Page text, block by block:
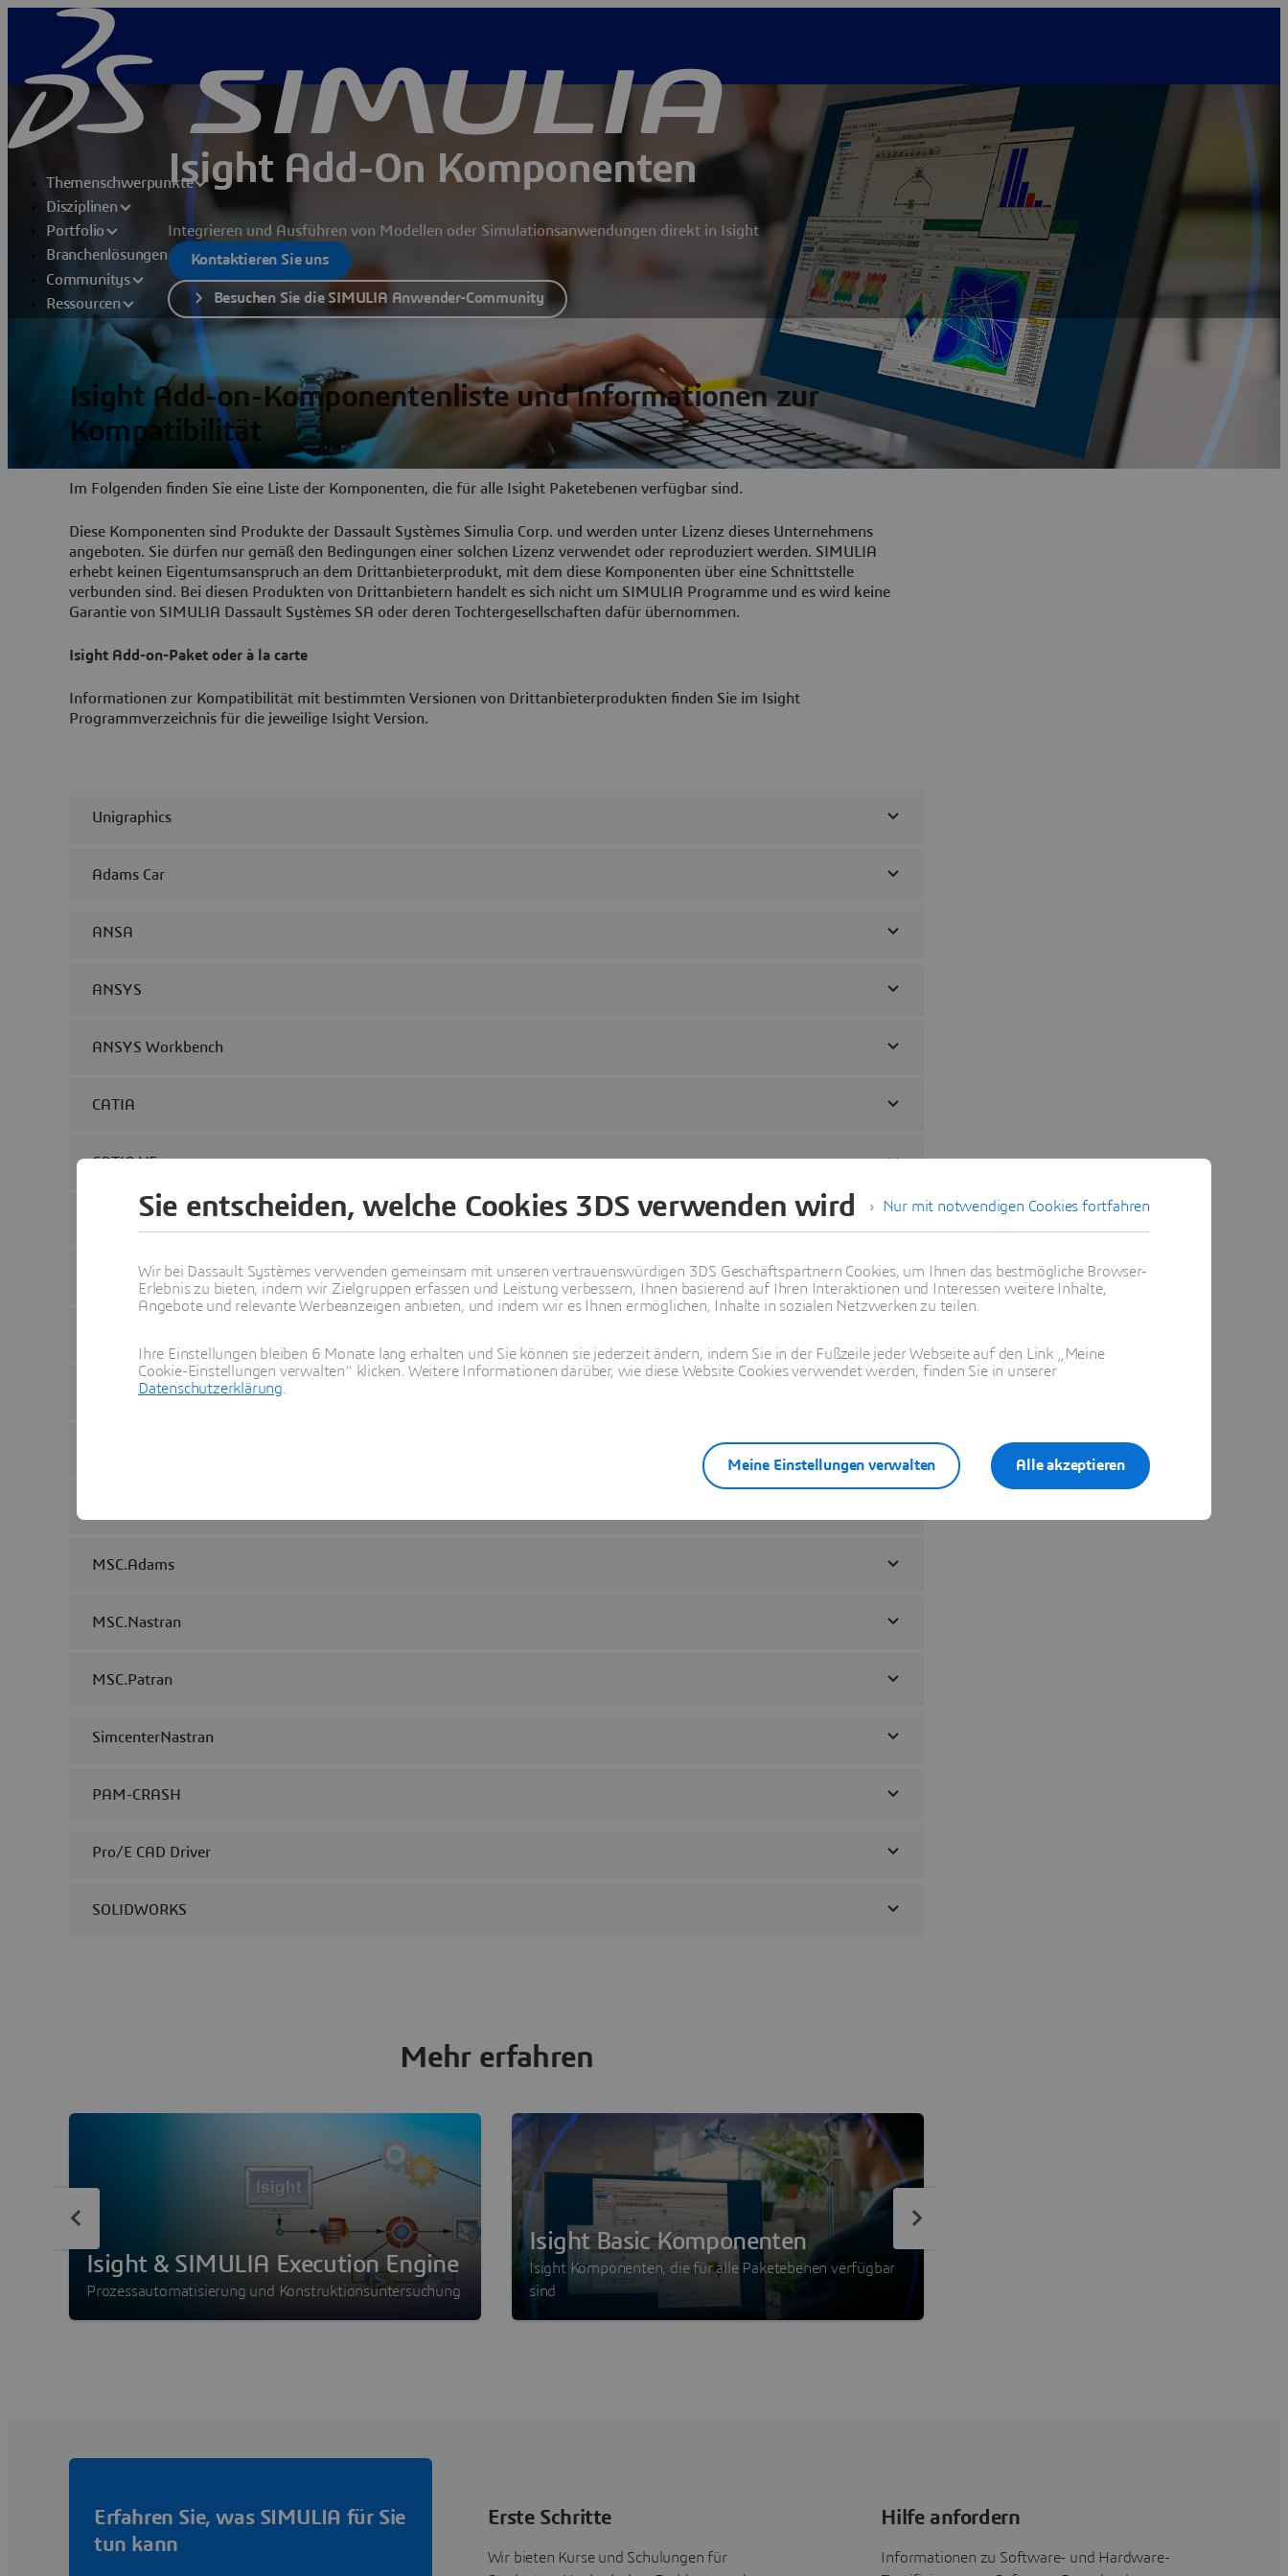
Themenschwerpunkte
Disziplinen
Portfolio
Branchenlösungen
Communitys
Ressourcen
Isight Add-On Komponenten
Integrieren und Ausführen von Modellen oder Simulationsanwendungen direkt in Isight
Kontaktieren Sie uns
Besuchen Sie die SIMULIA Anwender-Community
Isight Add-on-Komponentenliste und Informationen zur
Kompatibilität
Im Folgenden finden Sie eine Liste der Komponenten, die für alle Isight Paketebenen verfügbar sind.
Diese Komponenten sind Produkte der Dassault Systèmes Simulia Corp. und werden unter Lizenz dieses Unternehmens
angeboten. Sie dürfen nur gemäß den Bedingungen einer solchen Lizenz verwendet oder reproduziert werden. SIMULIA
erhebt keinen Eigentumsanspruch an dem Drittanbieterprodukt, mit dem diese Komponenten über eine Schnittstelle
verbunden sind. Bei diesen Produkten von Drittanbietern handelt es sich nicht um SIMULIA Programme und es wird keine
Garantie von SIMULIA Dassault Systèmes SA oder deren Tochtergesellschaften dafür übernommen.
Isight Add-on-Paket oder à la carte
Informationen zur Kompatibilität mit bestimmten Versionen von Drittanbieterprodukten finden Sie im Isight
Programmverzeichnis für die jeweilige Isight Version.
Unigraphics
Adams Car
ANSA
ANSYS
ANSYS Workbench
CATIA
CATIA V5
Data Matching
LS-DYNA
MSC.Adams
MSC.Nastran
MSC.Patran
SimcenterNastran
PAM-CRASH
Pro/E CAD Driver
SOLIDWORKS
Mehr erfahren
Isight & SIMULIA Execution Engine
Prozessautomatisierung und Konstruktionsuntersuchung
Isight Basic Komponenten
Isight Komponenten, die für alle Paketebenen verfügbar
sind
Erfahren Sie, was SIMULIA für Sie
tun kann
Erste Schritte
Wir bieten Kurse und Schulungen für
Hilfe anfordern
Informationen zu Software- und Hardware-
Nur mit notwendigen Cookies fortfahren
Sie entscheiden, welche Cookies 3DS verwenden wird
Wir bei Dassault Systèmes verwenden gemeinsam mit unseren vertrauenswürdigen 3DS Geschäftspartnern Cookies, um Ihnen das bestmögliche Browser-
Erlebnis zu bieten, indem wir Zielgruppen erfassen und Leistung verbessern, Ihnen basierend auf Ihren Interaktionen und Interessen weitere Inhalte,
Angebote und relevante Werbeanzeigen anbieten, und indem wir es Ihnen ermöglichen, Inhalte in sozialen Netzwerken zu teilen.
Ihre Einstellungen bleiben 6 Monate lang erhalten und Sie können sie jederzeit ändern, indem Sie in der Fußzeile jeder Webseite auf den Link „Meine
Cookie-Einstellungen verwalten“ klicken. Weitere Informationen darüber, wie diese Website Cookies verwendet werden, finden Sie in unserer
Datenschutzerklärung
Alle akzeptieren
Meine Einstellungen verwalten